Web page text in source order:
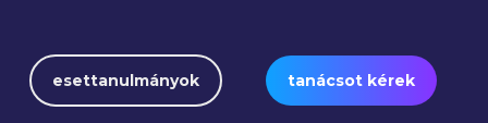
esettanulmányok tanácsot kérek